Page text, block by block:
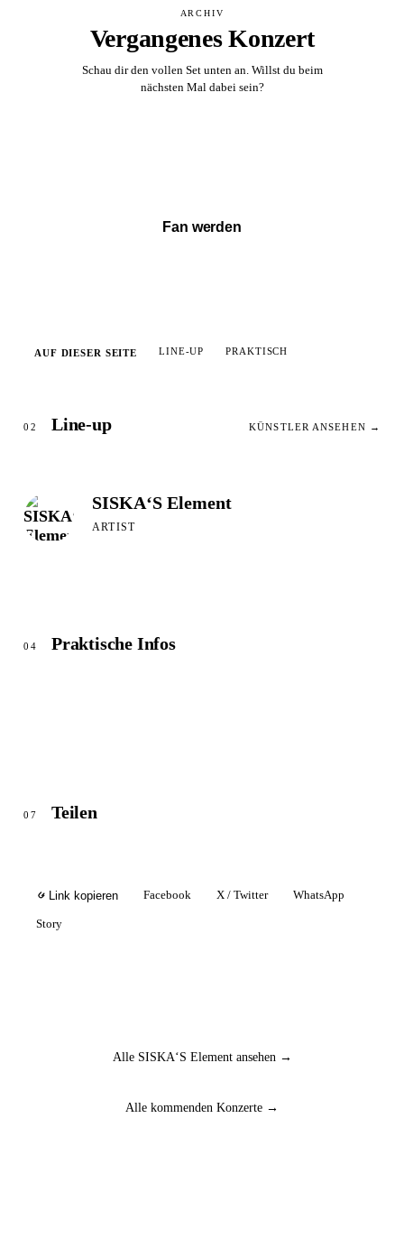
ARCHIV
Vergangenes Konzert
Schau dir den vollen Set unten an. Willst du beim
nächsten Mal dabei sein?
Fan werden
AUF DIESER SEITE LINE-UP PRAKTISCH
02 Line-up KÜNSTLER ANSEHEN →
SISKA‘S Element
ARTIST
04 Praktische Infos
07 Teilen
Link kopieren Facebook X / Twitter WhatsApp
Story
Alle SISKA‘S Element ansehen →
Alle kommenden Konzerte →